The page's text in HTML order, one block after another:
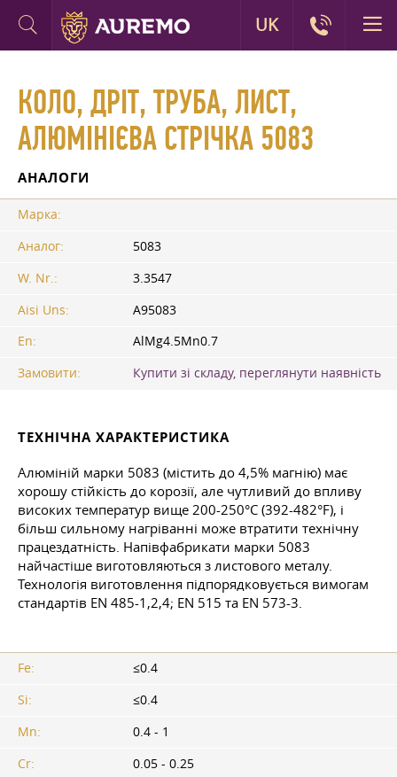
КОЛО, ДРІТ, ТРУБА, ЛИСТ,
АЛЮМІНІЄВА СТРІЧКА 5083
АНАЛОГИ
Марка:
Аналог:
5083
W. Nr.:
3.3547
Aisi Uns:
A95083
En:
AlMg4.5Mn0.7
Замовити:
Купити зі складу, переглянути наявність
ТЕХНІЧНА ХАРАКТЕРИСТИКА
Алюміній марки 5083 (містить до 4,5% магнію) має
хорошу стійкість до корозії, але чутливий до впливу
високих температур вище 200-250°C (392-482°F), і
більш сильному нагріванні може втратити технічну
працездатність. Напівфабрикати марки 5083
найчастіше виготовляються з листового металу.
Технологія виготовлення підпорядковується вимогам
стандартів EN 485-1,2,4; EN 515 та EN 573-3.
Fe:
≤0.4
Si:
≤0.4
Mn:
0.4 - 1
Cr:
0.05 - 0.25
UK